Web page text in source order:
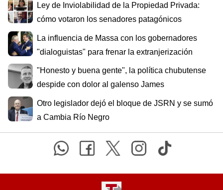
Ley de Inviolabilidad de la Propiedad Privada:
cómo votaron los senadores patagónicos
La influencia de Massa con los gobernadores
"dialoguistas" para frenar la extranjerización
"Honesto y buena gente", la política chubutense
despide con dolor al galenso James
Otro legislador dejó el bloque de JSRN y se sumó
a Cambia Río Negro